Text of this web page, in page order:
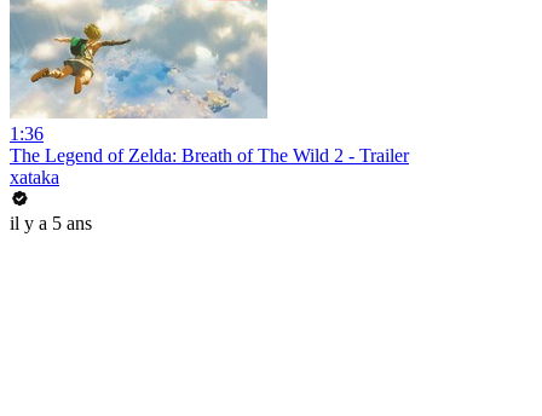
1:36
The Legend of Zelda: Breath of The Wild 2 - Trailer
xataka
il y a 5 ans